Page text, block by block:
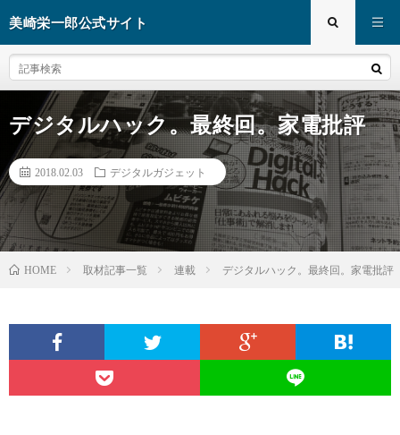
美崎栄一郎公式サイト
デジタルハック。最終回。家電批評
2018.02.03 デジタルガジェット
HOME 取材記事一覧 連載 デジタルハック。最終回。家電批評